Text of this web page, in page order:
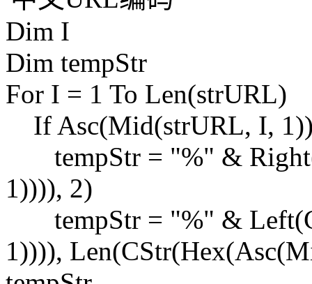
Dim I
Dim tempStr
For I = 1 To Len(strURL)
If Asc(Mid(strURL, I,
tempStr = "%" &
1)))), 2)
tempStr = "%" &
1)))),